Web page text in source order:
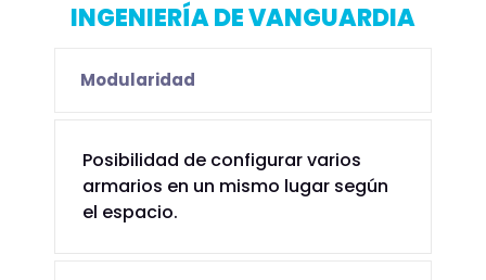
INGENIERÍA DE VANGUARDIA
Modularidad
Posibilidad de configurar varios
armarios en un mismo lugar según
el espacio.